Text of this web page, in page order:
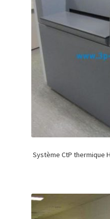
Système CtP thermique